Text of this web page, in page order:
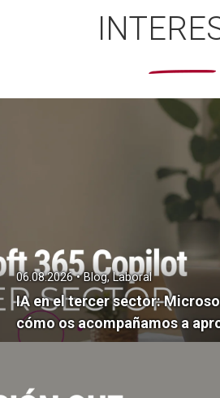
IA en el tercer sector:
cómo os acompañamos a
06.08.2026 • Blog, Laboral